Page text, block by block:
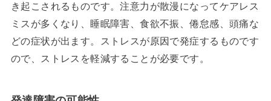
き起こされるものです。注意力が散漫になってケアレス
ミスが多くなり、睡眠障害、食欲不振、倦怠感、頭痛な
どの症状が出ます。ストレスが原因で発症するものです
ので、ストレスを軽減することが必要です。